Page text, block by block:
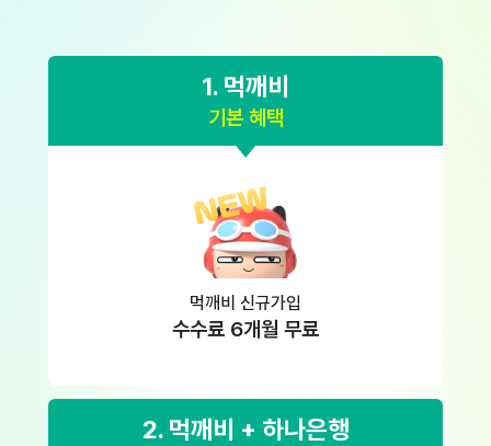
1. 먹깨비
기본 혜택
먹깨비 신규가입
수수료 6개월 무료
2. 먹깨비 + 하나은행